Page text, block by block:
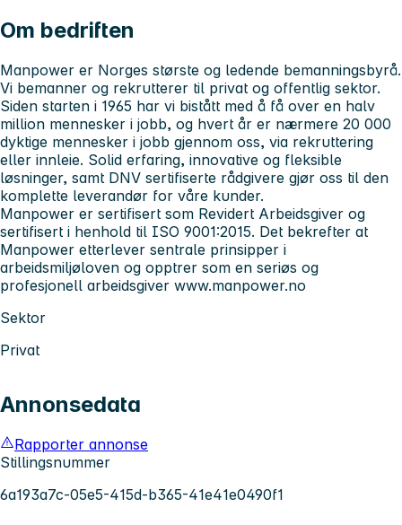
Om bedriften
Manpower er Norges største og ledende bemanningsbyrå.
Vi bemanner og rekrutterer til privat og offentlig sektor.
Siden starten i 1965 har vi bistått med å få over en halv
million mennesker i jobb, og hvert år er nærmere 20 000
dyktige mennesker i jobb gjennom oss, via rekruttering
eller innleie. Solid erfaring, innovative og fleksible
løsninger, samt DNV sertifiserte rådgivere gjør oss til den
komplette leverandør for våre kunder.
Manpower er sertifisert som Revidert Arbeidsgiver og
sertifisert i henhold til ISO 9001:2015. Det bekrefter at
Manpower etterlever sentrale prinsipper i
arbeidsmiljøloven og opptrer som en seriøs og
profesjonell arbeidsgiver www.manpower.no
Sektor
Privat
Annonsedata
Rapporter annonse
Stillingsnummer
6a193a7c-05e5-415d-b365-41e41e0490f1